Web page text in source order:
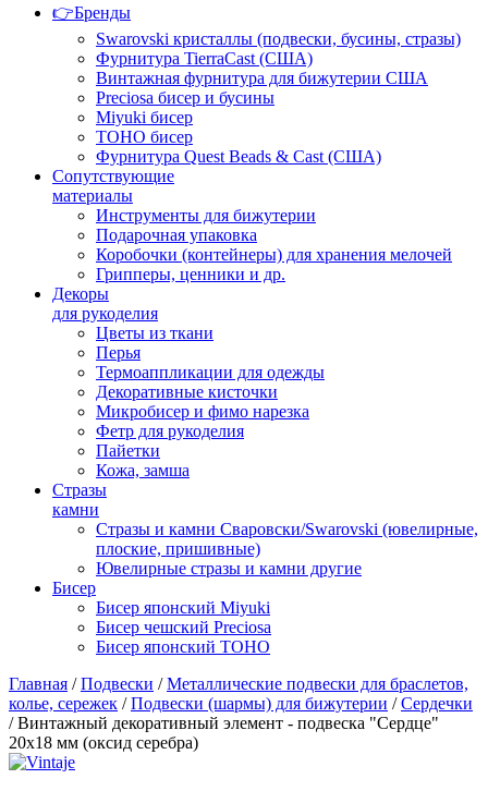
👉Бренды
Swarovski кристаллы (подвески, бусины, стразы)
Фурнитура TierraCast (США)
Винтажная фурнитура для бижутерии США
Preciosa бисер и бусины
Miyuki бисер
TOHO бисер
Фурнитура Quest Beads & Cast (США)
Сопутствующие
материалы
Инструменты для бижутерии
Подарочная упаковка
Коробочки (контейнеры) для хранения мелочей
Грипперы, ценники и др.
Декоры
для рукоделия
Цветы из ткани
Перья
Термоаппликации для одежды
Декоративные кисточки
Микробисер и фимо нарезка
Фетр для рукоделия
Пайетки
Кожа, замша
Стразы
камни
Стразы и камни Сваровски/Swarovski (ювелирные,
плоские, пришивные)
Ювелирные стразы и камни другие
Бисер
Бисер японский Miyuki
Бисер чешский Preciosa
Бисер японский TOHO
Главная /Подвески /Металлические подвески для браслетов,
колье, сережек /Подвески (шармы) для бижутерии /Сердечки
/ Винтажный декоративный элемент - подвеска "Сердце"
20x18 мм (оксид серебра)